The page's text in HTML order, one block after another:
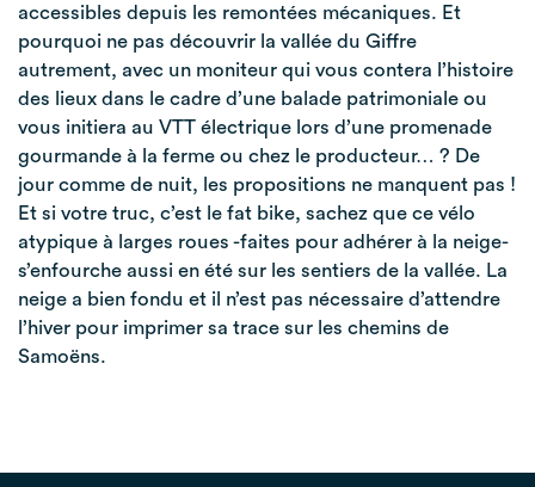
accessibles depuis les remontées mécaniques. Et
pourquoi ne pas découvrir la vallée du Giffre
autrement, avec un moniteur qui vous contera l’histoire
des lieux dans le cadre d’une balade patrimoniale ou
vous initiera au VTT électrique lors d’une promenade
gourmande à la ferme ou chez le producteur… ? De
jour comme de nuit, les propositions ne manquent pas !
Et si votre truc, c’est le fat bike, sachez que ce vélo
atypique à larges roues -faites pour adhérer à la neige-
s’enfourche aussi en été sur les sentiers de la vallée. La
neige a bien fondu et il n’est pas nécessaire d’attendre
l’hiver pour imprimer sa trace sur les chemins de
Samoëns.